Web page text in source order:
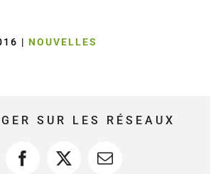
| NOUVELLES
SUR LES RÉSEAUX
Facebook
X Courriel